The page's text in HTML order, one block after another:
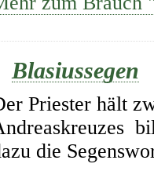
Blasiussegen
Priester hält
die